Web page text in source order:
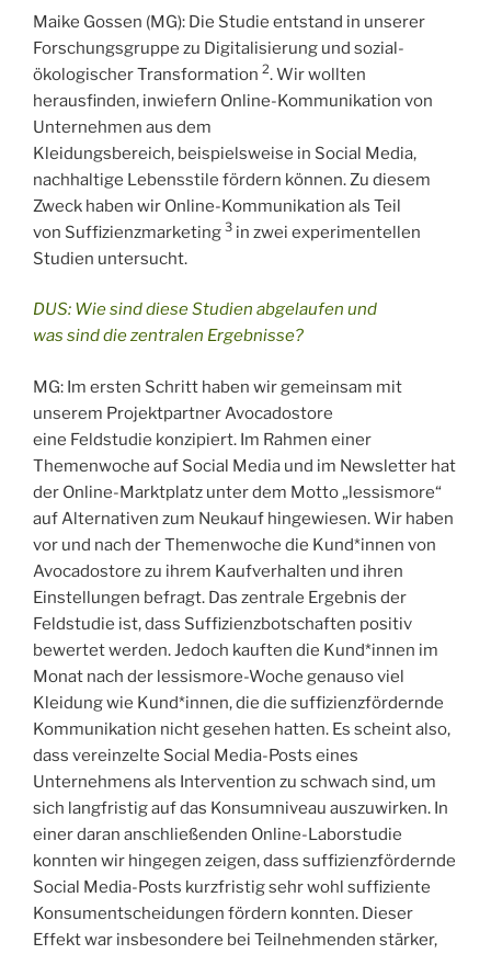
Maike Gossen (MG): Die Studie entstand in unserer
Forschungsgruppe zu Digitalisierung und sozial-
ökologischer Transformation 2. Wir wollten
herausfinden, inwiefern Online-Kommunikation von
Unternehmen aus dem
Kleidungsbereich, beispielsweise in Social Media,
nachhaltige Lebensstile fördern können. Zu diesem
Zweck haben wir Online-Kommunikation als Teil
von Suffizienzmarketing 3 in zwei experimentellen
Studien untersucht.
DUS: Wie sind diese Studien abgelaufen und
was sind die zentralen Ergebnisse?
MG: Im ersten Schritt haben wir gemeinsam mit
unserem Projektpartner Avocadostore
eine Feldstudie konzipiert. Im Rahmen einer
Themenwoche auf Social Media und im Newsletter hat
der Online-Marktplatz unter dem Motto „lessismore“
auf Alternativen zum Neukauf hingewiesen. Wir haben
vor und nach der Themenwoche die Kund*innen von
Avocadostore zu ihrem Kaufverhalten und ihren
Einstellungen befragt. Das zentrale Ergebnis der
Feldstudie ist, dass Suffizienzbotschaften positiv
bewertet werden. Jedoch kauften die Kund*innen im
Monat nach der lessismore-Woche genauso viel
Kleidung wie Kund*innen, die die suffizienzfördernde
Kommunikation nicht gesehen hatten. Es scheint also,
dass vereinzelte Social Media-Posts eines
Unternehmens als Intervention zu schwach sind, um
sich langfristig auf das Konsumniveau auszuwirken. In
einer daran anschließenden Online-Laborstudie
konnten wir hingegen zeigen, dass suffizienzfördernde
Social Media-Posts kurzfristig sehr wohl suffiziente
Konsumentscheidungen fördern konnten. Dieser
Effekt war insbesondere bei Teilnehmenden stärker,